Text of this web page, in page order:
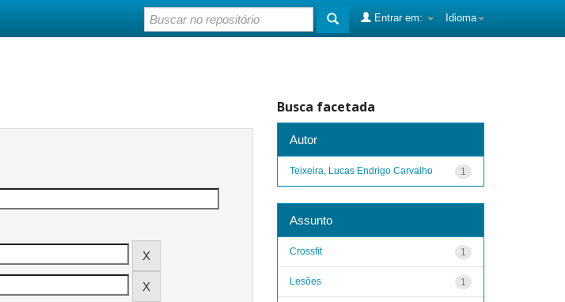
Idioma
Entrar em:
Busca facetada
Autor
1
Teixeira, Lucas Endrigo Carvalho
Assunto
1
Crossfit
1
Lesões